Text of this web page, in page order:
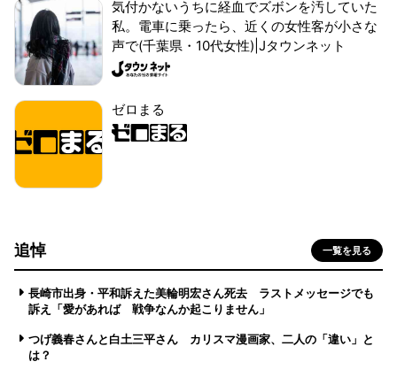
気付かないうちに経血でズボンを汚していた
私。電車に乗ったら、近くの女性客が小さな
声で(千葉県・10代女性)|Jタウンネット
ゼロまる
追悼 一覧を見る
長崎市出身・平和訴えた美輪明宏さん死去 ラストメッセージでも
訴え「愛があれば 戦争なんか起こりません」
つげ義春さんと白土三平さん カリスマ漫画家、二人の「違い」と
は？